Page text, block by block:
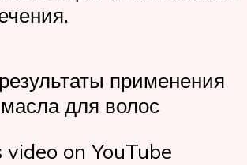
применения
для волос
on YouTube